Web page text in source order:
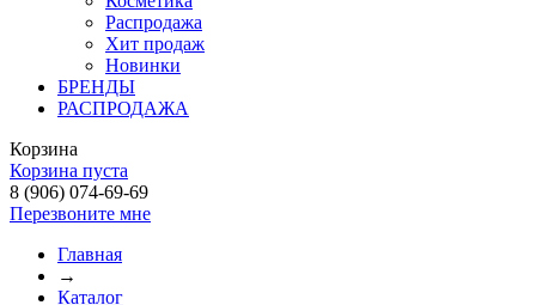
Распродажа
Хит продаж
Новинки
БРЕНДЫ
РАСПРОДАЖА
Корзина
Корзина пуста
8 (906) 074-69-69
Перезвоните мне
Главная
→
Каталог